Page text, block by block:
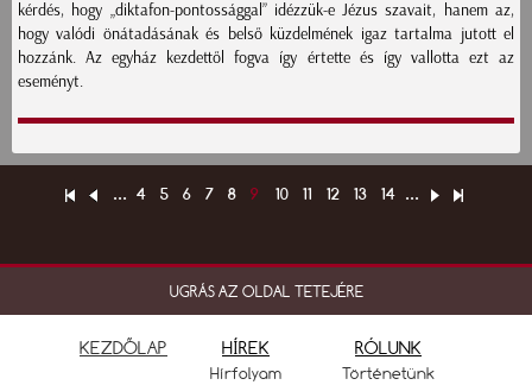
kérdés, hogy „diktafon‑pontossággal” idézzük-e Jézus szavait, hanem az,
hogy valódi önátadásának és belső küzdelmének igaz tartalma jutott el
hozzánk. Az egyház kezdettől fogva így értette és így vallotta ezt az
eseményt.
... 4 5 6 7 8 9 10 11 12 13 14 ...
UGRÁS AZ OLDAL TETEJÉRE
KEZDŐLAP HÍREK
Hírfolyam
RÓLUNK
Történetünk